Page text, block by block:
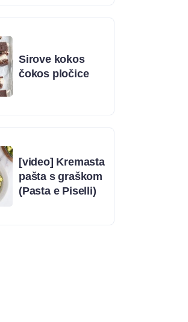
Sirove kokos
čokos pločice
[video] Kremasta
pašta s graškom
(Pasta e Piselli)